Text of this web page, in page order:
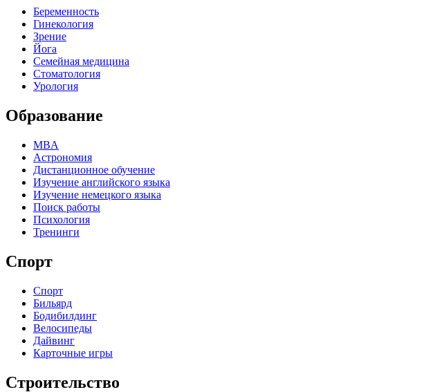
Беременность
Гинекология
Зрение
Йога
Семейная медицина
Стоматология
Урология
Образование
MBA
Астрономия
Дистанционное обучение
Изучение английского языка
Изучение немецкого языка
Поиск работы
Психология
Тренинги
Спорт
Спорт
Бильярд
Бодибилдинг
Велосипеды
Дайвинг
Карточные игры
Строительство